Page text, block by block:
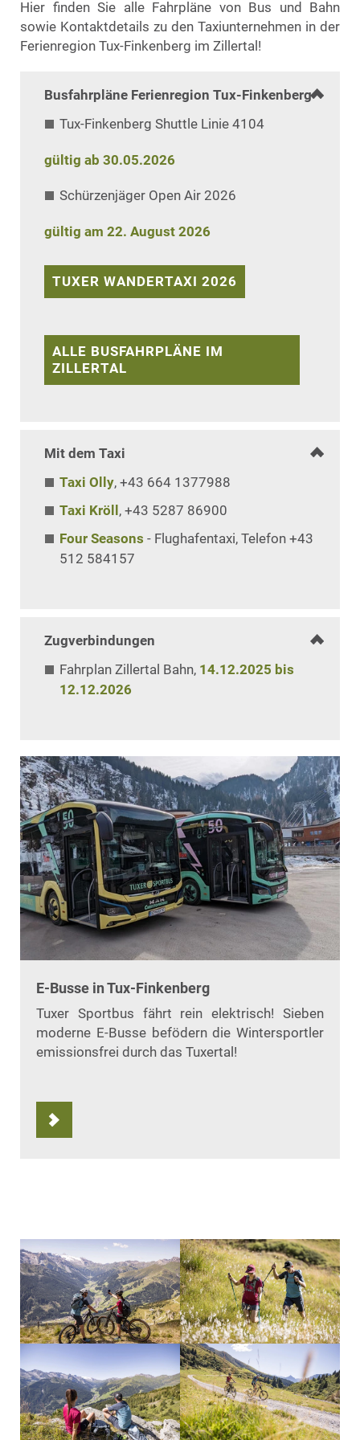
Hier finden Sie alle Fahrpläne von Bus und Bahn
sowie Kontaktdetails zu den Taxiunternehmen in der
Ferienregion Tux-Finkenberg im Zillertal!
Busfahrpläne Ferienregion Tux-Finkenberg
Tux-Finkenberg Shuttle Linie 4104
gültig ab 30.05.2026
Schürzenjäger Open Air 2026
gültig am 22. August 2026
TUXER WANDERTAXI 2026
ALLE BUSFAHRPLÄNE IM
ZILLERTAL
Mit dem Taxi
Taxi Olly, +43 664 1377988
Taxi Kröll , +43 5287 86900
Four Seasons - Flughafentaxi, Telefon +43
512 584157
Zugverbindungen
Fahrplan Zillertal Bahn, 14.12.2025 bis
12.12.2026
E-Busse in Tux-Finkenberg
Tuxer Sportbus fährt rein elektrisch! Sieben
moderne E-Busse befödern die Wintersportler
emissionsfrei durch das Tuxertal!